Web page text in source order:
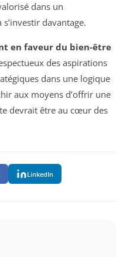
dans un
davantage.
en faveur du bien-être
des aspirations
dans une logique
aux moyens d’offrir une
devrait être au cœur des
LinkedIn